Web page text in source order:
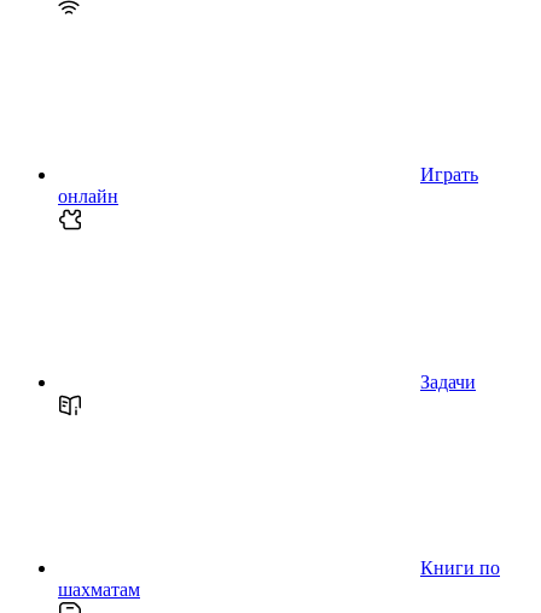
Играть
онлайн
Задачи
Книги по
шахматам